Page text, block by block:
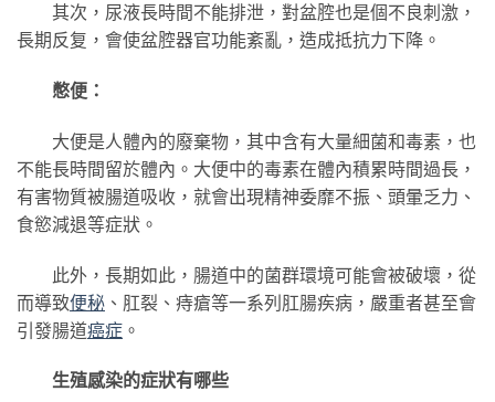
其次，尿液長時間不能排泄，對盆腔也是個不良刺激，
長期反复，會使盆腔器官功能紊亂，造成抵抗力下降。
憋便：
大便是人體內的廢棄物，其中含有大量細菌和毒素，也
不能長時間留於體內。大便中的毒素在體內積累時間過長，
有害物質被腸道吸收，就會出現精神委靡不振、頭暈乏力、
食慾減退等症狀。
此外，長期如此，腸道中的菌群環境可能會被破壞，從
而導致便秘 、肛裂、痔瘡等一系列肛腸疾病，嚴重者甚至會
引發腸道癌症 。
生殖感染的症狀有哪些